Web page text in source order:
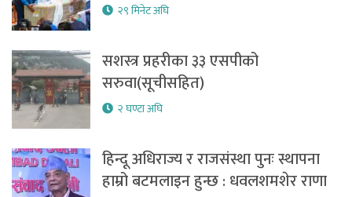
२९ मिनेट अघि
सशस्त्र प्रहरीका ३३ एसपीको
सरुवा(सूचीसहित)
२ घण्टा अघि
हिन्दू अधिराज्य र राजसंस्था पुनः स्थापना
हाम्रो बटमलाइन हुन्छ : धवलशमशेर राणा